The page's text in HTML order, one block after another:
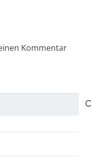
Kommentar